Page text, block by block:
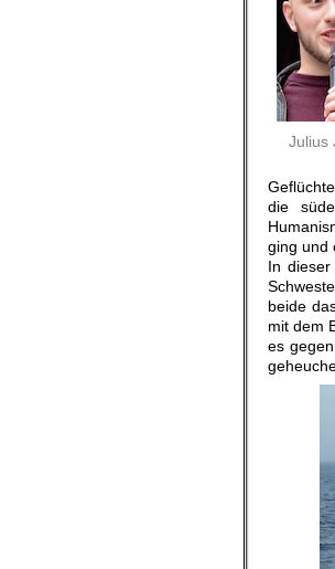
Julius
die
ging und
In
beide
mit dem
es